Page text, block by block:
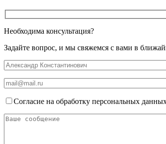
Необходима консультация?
Задайте вопрос, и мы свяжемся с вами в
Согласие на обработку персональных